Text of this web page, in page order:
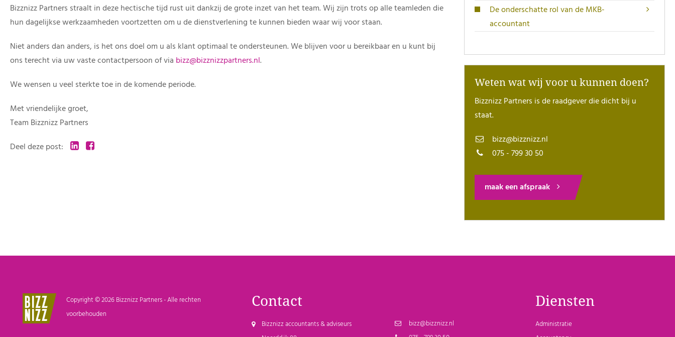
Bizznizz Partners straalt in deze hectische tijd rust uit dankzij de grote inzet van het team. Wij zijn trots op alle teamleden die
hun dagelijkse werkzaamheden voortzetten om u de dienstverlening te kunnen bieden waar wij voor staan.
Niet anders dan anders, is het ons doel om u als klant optimaal te ondersteunen. We blijven voor u bereikbaar en u kunt bij
ons terecht via uw vaste contactpersoon of via bizz@bizznizzpartners.nl.
We wensen u veel sterkte toe in de komende periode.
Met vriendelijke groet,
Team Bizznizz Partners
Deel deze post:
De onderschatte rol van de MKB-
accountant
Weten wat wij voor u kunnen doen?
Bizznizz Partners is de raadgever die dicht bij u
staat.
bizz@bizznizz.nl
075 - 799 30 50
maak een afspraak
Copyright © 2026 Bizznizz Partners - Alle rechten
voorbehouden
Contact
Bizznizz accountants & adviseurs
bizz@bizznizz.nl
Diensten
Administratie